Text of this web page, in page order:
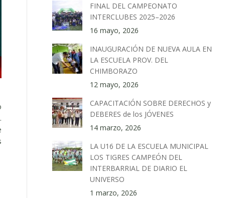
FINAL DEL CAMPEONATO
INTERCLUBES 2025–2026
16 mayo, 2026
INAUGURACIÓN DE NUEVA AULA EN
LA ESCUELA PROV. DEL
CHIMBORAZO
12 mayo, 2026
CAPACITACIÓN SOBRE DERECHOS y
DEBERES de los JÓVENES
14 marzo, 2026
LA U16 DE LA ESCUELA MUNICIPAL
LOS TIGRES CAMPEÓN DEL
INTERBARRIAL DE DIARIO EL
UNIVERSO
1 marzo, 2026